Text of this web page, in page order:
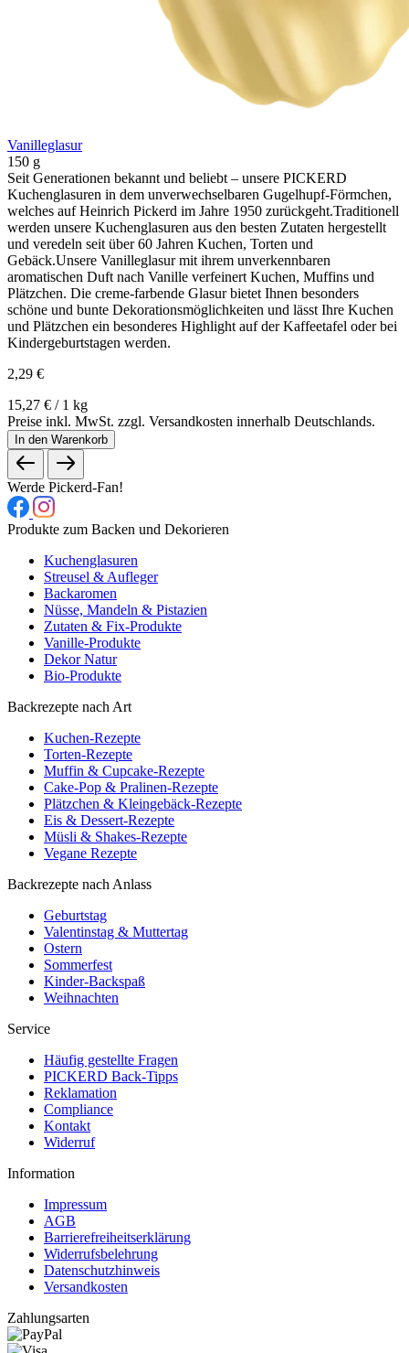
Vanilleglasur
150 g
Seit Generationen bekannt und beliebt – unsere PICKERD
Kuchenglasuren in dem unverwechselbaren Gugelhupf-Förmchen,
welches auf Heinrich Pickerd im Jahre 1950 zurückgeht.Traditionell
werden unsere Kuchenglasuren aus den besten Zutaten hergestellt
und veredeln seit über 60 Jahren Kuchen, Torten und
Gebäck.Unsere Vanilleglasur mit ihrem unverkennbaren
aromatischen Duft nach Vanille verfeinert Kuchen, Muffins und
Plätzchen. Die creme-farbende Glasur bietet Ihnen besonders
schöne und bunte Dekorationsmöglichkeiten und lässt Ihre Kuchen
und Plätzchen ein besonderes Highlight auf der Kaffeetafel oder bei
Kindergeburtstagen werden.
2,29 €
15,27 € / 1 kg
Preise inkl. MwSt. zzgl. Versandkosten innerhalb Deutschlands.
In den Warenkorb
Werde Pickerd-Fan!
Produkte zum Backen und Dekorieren
Kuchenglasuren
Streusel & Aufleger
Backaromen
Nüsse, Mandeln & Pistazien
Zutaten & Fix-Produkte
Vanille-Produkte
Dekor Natur
Bio-Produkte
Backrezepte nach Art
Kuchen-Rezepte
Torten-Rezepte
Muffin & Cupcake-Rezepte
Cake-Pop & Pralinen-Rezepte
Plätzchen & Kleingebäck-Rezepte
Eis & Dessert-Rezepte
Müsli & Shakes-Rezepte
Vegane Rezepte
Backrezepte nach Anlass
Geburtstag
Valentinstag & Muttertag
Ostern
Sommerfest
Kinder-Backspaß
Weihnachten
Service
Häufig gestellte Fragen
PICKERD Back-Tipps
Reklamation
Compliance
Kontakt
Widerruf
Information
Impressum
AGB
Barrierefreiheitserklärung
Widerrufsbelehrung
Datenschutzhinweis
Versandkosten
Zahlungsarten